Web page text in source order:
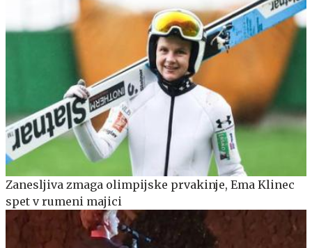
Zanesljiva zmaga olimpijske prvakinje, Ema Klinec
spet v rumeni majici